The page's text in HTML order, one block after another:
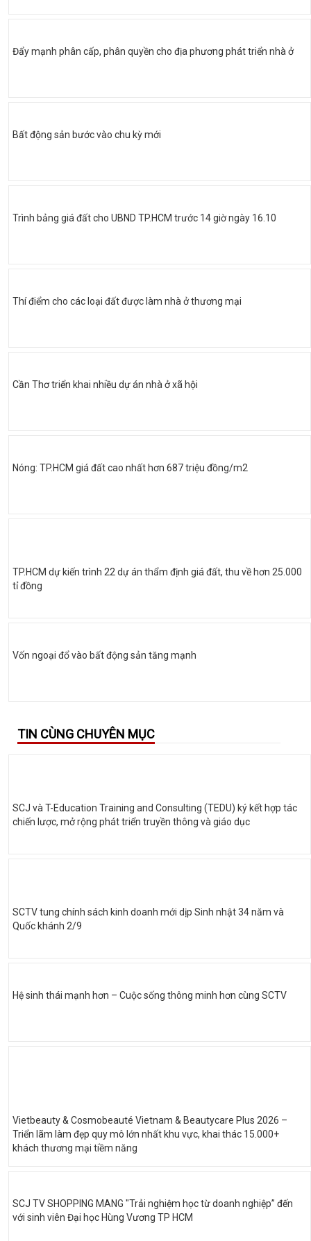
Đẩy mạnh phân cấp, phân quyền cho địa phương phát triển nhà ở
Bất động sản bước vào chu kỳ mới
Trình bảng giá đất cho UBND TP.HCM trước 14 giờ ngày 16.10
Thí điểm cho các loại đất được làm nhà ở thương mại
Cần Thơ triển khai nhiều dự án nhà ở xã hội
Nóng: TP.HCM giá đất cao nhất hơn 687 triệu đồng/m2
TP.HCM dự kiến trình 22 dự án thẩm định giá đất, thu về hơn 25.000
tỉ đồng
Vốn ngoại đổ vào bất động sản tăng mạnh
TIN CÙNG CHUYÊN MỤC
SCJ và T-Education Training and Consulting (TEDU) ký kết hợp tác
chiến lược, mở rộng phát triển truyền thông và giáo dục
SCTV tung chính sách kinh doanh mới dịp Sinh nhật 34 năm và
Quốc khánh 2/9
Hệ sinh thái mạnh hơn – Cuộc sống thông minh hơn cùng SCTV
Vietbeauty & Cosmobeauté Vietnam & Beautycare Plus 2026 –
Triển lãm làm đẹp quy mô lớn nhất khu vực, khai thác 15.000+
khách thương mại tiềm năng
SCJ TV SHOPPING MANG "Trải nghiệm học từ doanh nghiệp” đến
với sinh viên Đại học Hùng Vương TP HCM